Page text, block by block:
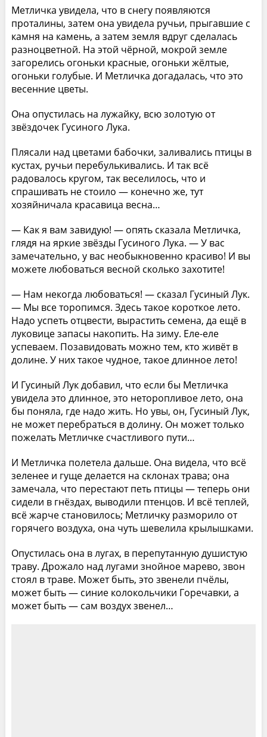
Метличка увидела, что в снегу появляются
проталины, затем она увидела ручьи, прыгавшие с
камня на камень, а затем земля вдруг сделалась
разноцветной. На этой чёрной, мокрой земле
загорелись огоньки красные, огоньки жёлтые,
огоньки голубые. И Метличка догадалась, что это
весенние цветы.
Она опустилась на лужайку, всю золотую от
звёздочек Гусиного Лука.
Плясали над цветами бабочки, заливались птицы в
кустах, ручьи перебулькивались. И так всё
радовалось кругом, так веселилось, что и
спрашивать не стоило — конечно же, тут
хозяйничала красавица весна…
— Как я вам завидую! — опять сказала Метличка,
глядя на яркие звёзды Гусиного Лука. — У вас
замечательно, у вас необыкновенно красиво! И вы
можете любоваться весной сколько захотите!
— Нам некогда любоваться! — сказал Гусиный Лук.
— Мы все торопимся. Здесь такое короткое лето.
Надо успеть отцвести, вырастить семена, да ещё в
луковице запасы накопить. На зиму. Еле-еле
успеваем. Позавидовать можно тем, кто живёт в
долине. У них такое чудное, такое длинное лето!
И Гусиный Лук добавил, что если бы Метличка
увидела это длинное, это неторопливое лето, она
бы поняла, где надо жить. Но увы, он, Гусиный Лук,
не может перебраться в долину. Он может только
пожелать Метличке счастливого пути…
И Метличка полетела дальше. Она видела, что всё
зеленее и гуще делается на склонах трава; она
замечала, что перестают петь птицы — теперь они
сидели в гнёздах, выводили птенцов. И всё теплей,
всё жарче становилось; Метличку разморило от
горячего воздуха, она чуть шевелила крылышками.
Опустилась она в лугах, в перепутанную душистую
траву. Дрожало над лугами знойное марево, звон
стоял в траве. Может быть, это звенели пчёлы,
может быть — синие колокольчики Горечавки, а
может быть — сам воздух звенел…